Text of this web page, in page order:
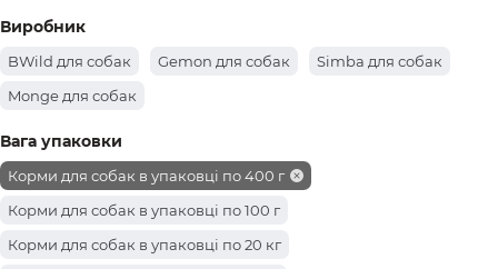
Корм для собак основний інгредієнт кролик
Виробник
BWild для собак Gemon для собак
Simba для собак
Monge для собак
Вага упаковки
Корми для собак в упаковці по 400 г
Корми для собак в упаковці по 100 г
Корми для собак в упаковці по 20 кг